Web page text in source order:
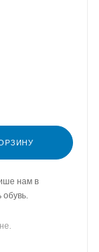
нам в